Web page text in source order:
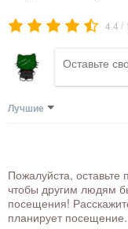
4.4 /
Лучшие
Пожалуйста,
чтобы другим людям
посещения!
планирует посещение.